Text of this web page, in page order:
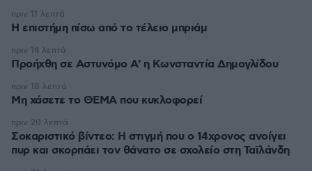
Η επιστήμη πίσω από το τέλειο μπριάμ
πριν 11 λεπτά
Προήχθη σε Αστυνόμο Α' η Κωνσταντία Δημογλίδου
πριν 14 λεπτά
Μη χάσετε το ΘΕΜΑ που κυκλοφορεί
πριν 18 λεπτά
Σοκαριστικό βίντεο: Η στιγμή που ο 14χρονος ανοίγει
πυρ και σκορπάει τον θάνατο σε σχολείο στη Ταϊλάνδη
πριν 20 λεπτά